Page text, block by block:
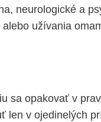
neurologické a
užívania
sa opakovať v
len v ojedinelých